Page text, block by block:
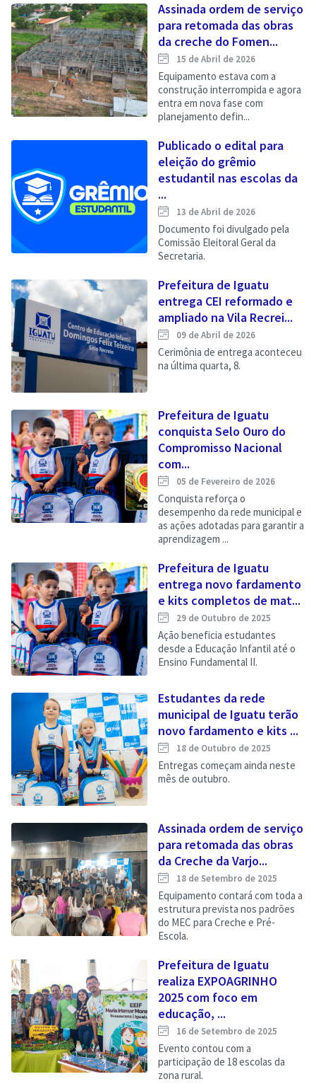
Assinada ordem de serviço
para retomada das obras
da creche do Fomen...
15 de Abril de 2026
Equipamento estava com a
construção interrompida e agora
entra em nova fase com
planejamento defin...
Publicado o edital para
eleição do grêmio
estudantil nas escolas da
...
13 de Abril de 2026
Documento foi divulgado pela
Comissão Eleitoral Geral da
Secretaria.
Prefeitura de Iguatu
entrega CEI reformado e
ampliado na Vila Recrei...
09 de Abril de 2026
Cerimônia de entrega aconteceu
na última quarta, 8.
Prefeitura de Iguatu
conquista Selo Ouro do
Compromisso Nacional
com...
05 de Fevereiro de 2026
Conquista reforça o
desempenho da rede municipal e
as ações adotadas para garantir a
aprendizagem ...
Prefeitura de Iguatu
entrega novo fardamento
e kits completos de mat...
29 de Outubro de 2025
Ação beneficia estudantes
desde a Educação Infantil até o
Ensino Fundamental II.
Estudantes da rede
municipal de Iguatu terão
novo fardamento e kits ...
18 de Outubro de 2025
Entregas começam ainda neste
mês de outubro.
Assinada ordem de serviço
para retomada das obras
da Creche da Varjo...
18 de Setembro de 2025
Equipamento contará com toda a
estrutura prevista nos padrões
do MEC para Creche e Pré-
Escola.
Prefeitura de Iguatu
realiza EXPOAGRINHO
2025 com foco em
educação, ...
16 de Setembro de 2025
Evento contou com a
participação de 18 escolas da
zona rural.